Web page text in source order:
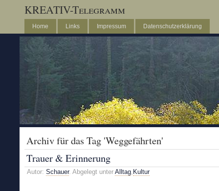
KREATIV-Telegramm
Home Links Impressum Datenschutzerklärung
Archiv für das Tag 'Weggefährten'
Trauer & Erinnerung
Autor: Schauer. Abgelegt unter Alltag, Kultur